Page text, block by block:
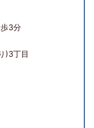
3分
)3丁目